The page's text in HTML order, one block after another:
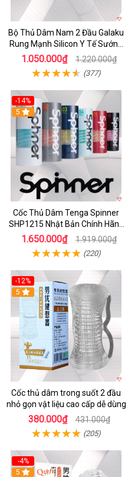
Bộ Thủ Dâm Nam 2 Đầu Galaku
Rung Mạnh Silicon Y Tế Sướng
Tột Đỉnh
1.050.000₫ 1.220.000₫
(377)
-14%
5
Cốc Thủ Dâm Tenga Spinner
SHP1215 Nhật Bản Chính Hãng
Giá Tốt
1.650.000₫ 1.919.000₫
(220)
-12%
5
Cốc thủ dâm trong suốt 2 đầu
nhỏ gọn vật liệu cao cấp dễ dùng
380.000₫ 431.000₫
(205)
-4%
5